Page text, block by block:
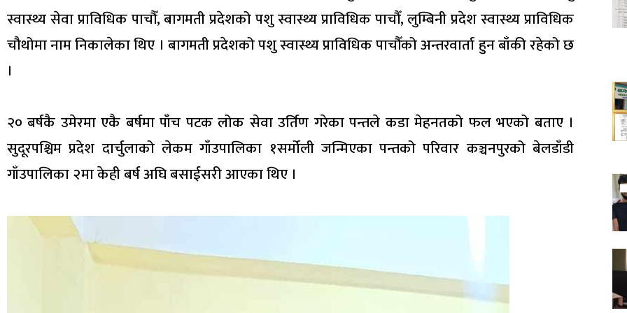
स्वास्थ्य सेवा प्राविधिक पाचौँ, बागमती प्रदेशको पशु स्वास्थ्य प्राविधिक पाचौँ, लुम्बिनी प्रदेश स्वास्थ्य प्राविधिक
चौथोमा नाम निकालेका थिए । बागमती प्रदेशको पशु स्वास्थ्य प्राविधिक पाचौँको अन्तरवार्ता हुन बाँकी रहेको छ
।
२० बर्षकै उमेरमा एकै बर्षमा पाँच पटक लोक सेवा उर्तिण गरेका पन्तले कडा मेहनतको फल भएको बताए ।
सुदूरपश्चिम प्रदेश दार्चुलाको लेकम गाँउपालिका १सर्मोली जन्मिएका पन्तको परिवार कञ्चनपुरको बेलडाँडी
गाँउपालिका २मा केही बर्ष अघि बसाईसरी आएका थिए ।